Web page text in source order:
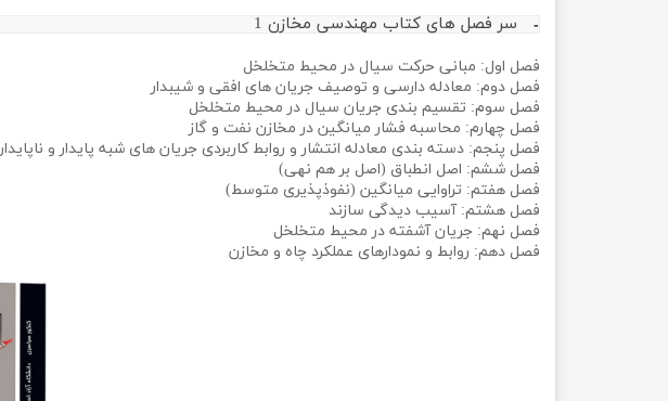
سر فصل های ​​کتاب مهندسی مخازن 1
فصل اول: مبانی حرکت سیال در محیط متخلخل
فصل دوم: معادله دارسی و توصیف جریان های افقی و شیبدار
فصل سوم: تقسیم بندی جریان سیال در محیط متخلخل
فصل چهارم: محاسبه فشار میانگین در مخازن نفت و گاز
فصل پنجم: دسته بندی معادله انتشار و روابط کاربردی جریان های شبه پایدار و ناپایدار
فصل ششم: اصل انطباق (اصل بر هم نهی)
فصل هفتم: تراوایی میانگین (نفوذپذیری متوسط)
فصل هشتم: آسیب دیدگی سازند
فصل نهم: جریان آشفته در محیط متخلخل
فصل دهم: روابط و نمودارهای عملکرد چاه و مخازن